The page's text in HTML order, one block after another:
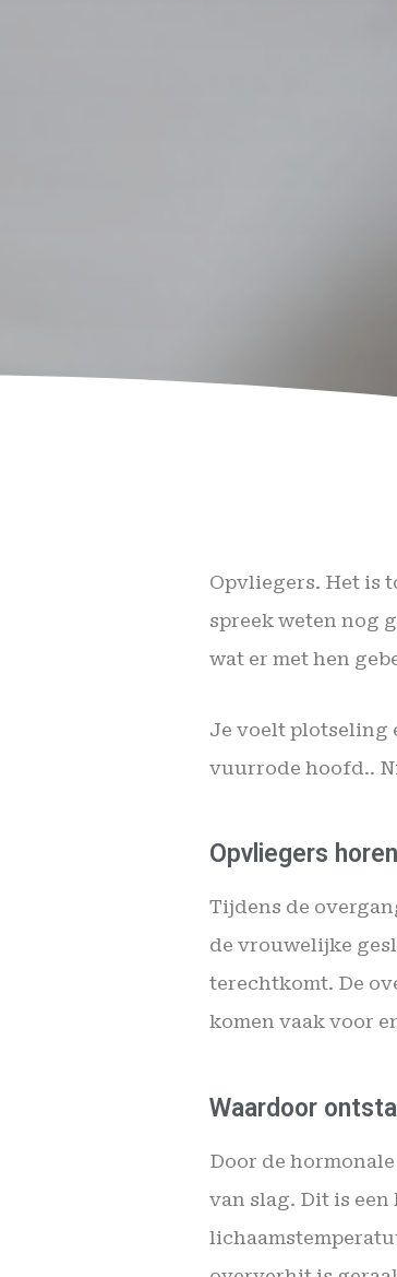
Opvliegers. Het is
spreek weten nog
wat er met hen
Je voelt plotseling
vuurrode hoofd..
Opvliegers
Tijdens de
de vrouwelijke
terechtkomt. De
komen vaak voor
Waardoor
Door de
van slag. Dit is